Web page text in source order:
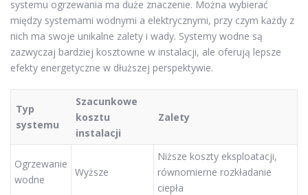
systemu ogrzewania ma duże znaczenie. Można wybierać
między systemami wodnymi a elektrycznymi, przy czym każdy z
nich ma swoje unikalne zalety i wady. Systemy wodne są
zazwyczaj bardziej kosztowne w instalacji, ale oferują lepsze
efekty energetyczne w dłuższej perspektywie.
Typ
systemu
Szacunkowe
kosztu
instalacji
Zalety
Ogrzewanie
wodne
Wyższe
Niższe koszty eksploatacji,
równomierne rozkładanie
ciepła